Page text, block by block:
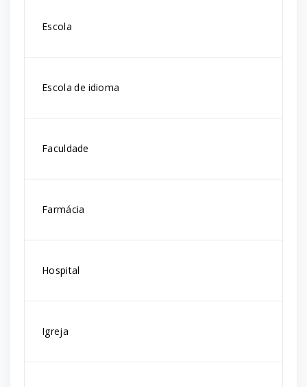
Escola
Escola de idioma
Faculdade
Farmácia
Hospital
Igreja